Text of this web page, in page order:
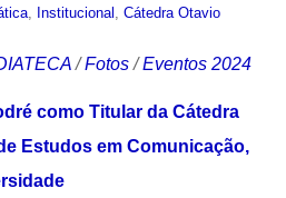
, Institucional , Cátedra Otavio
/Fotos /Eventos 2024
como Titular da Cátedra
Estudos em Comunicação,